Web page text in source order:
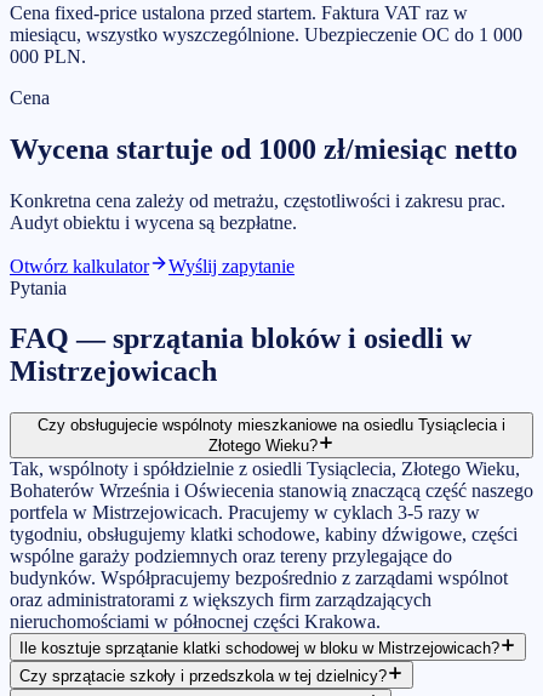
Cena fixed-price ustalona przed startem. Faktura VAT raz w
miesiącu, wszystko wyszczególnione. Ubezpieczenie OC do 1 000
000 PLN.
Cena
Wycena startuje od 1000 zł/miesiąc netto
Konkretna cena zależy od metrażu, częstotliwości i zakresu prac.
Audyt obiektu i wycena są bezpłatne.
Otwórz kalkulator
Wyślij zapytanie
Pytania
FAQ —sprzątania bloków i osiedli w
Mistrzejowicach
Czy obsługujecie wspólnoty mieszkaniowe na osiedlu Tysiąclecia i
Złotego Wieku?
Tak, wspólnoty i spółdzielnie z osiedli Tysiąclecia, Złotego Wieku,
Bohaterów Września i Oświecenia stanowią znaczącą część naszego
portfela w Mistrzejowicach. Pracujemy w cyklach 3-5 razy w
tygodniu, obsługujemy klatki schodowe, kabiny dźwigowe, części
wspólne garaży podziemnych oraz tereny przylegające do
budynków. Współpracujemy bezpośrednio z zarządami wspólnot
oraz administratorami z większych firm zarządzających
nieruchomościami w północnej części Krakowa.
Ile kosztuje sprzątanie klatki schodowej w bloku w Mistrzejowicach?
Czy sprzątacie szkoły i przedszkola w tej dzielnicy?